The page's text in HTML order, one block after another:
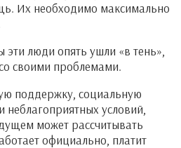
Их необходимо максимально
эти люди опять ушли «в тень»,
своими проблемами.
поддержку, социальную
условий,
может рассчитывать
официально, платит